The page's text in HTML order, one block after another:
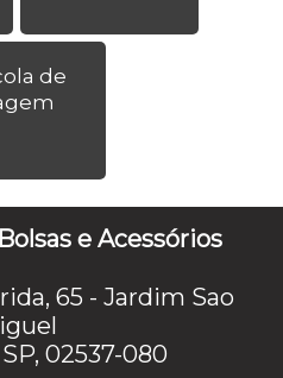
de
e Acessórios
65 - Jardim Sao
02537-080